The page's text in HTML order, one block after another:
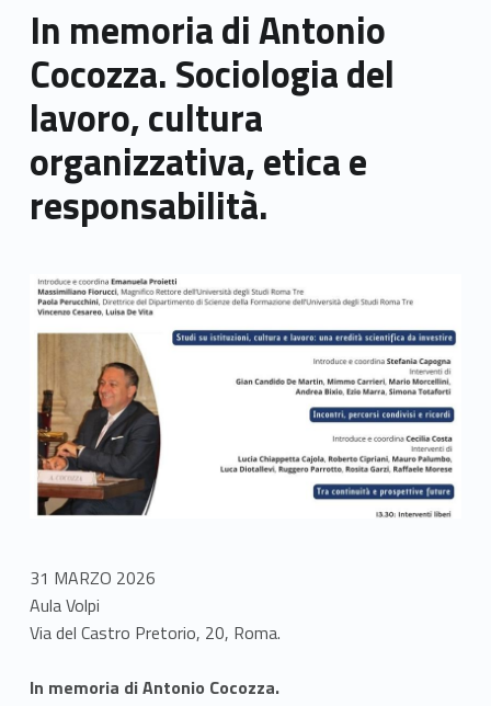
In memoria di Antonio
Cocozza. Sociologia del
lavoro, cultura
organizzativa, etica e
responsabilità.
Link identifier archive #link-archive-thumb-soap-78144
31 MARZO 2026
Aula Volpi
Via del Castro Pretorio, 20, Roma.
In memoria di Antonio Cocozza.